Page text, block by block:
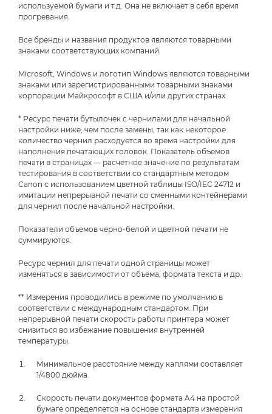
используемой бумаги и т.д. Она не включает в себя время
прогревания.
Все бренды и названия продуктов являются товарными
знаками соответствующих компаний.
Microsoft, Windows и логотип Windows являются товарными
знаками или зарегистрированными товарными знаками
корпорации Майкрософт в США и/или других странах.
* Ресурс печати бутылочек с чернилами для начальной
настройки ниже, чем после замены, так как некоторое
количество чернил расходуется во время настройки для
наполнения печатающих головок. Показатель объемов
печати в страницах — расчетное значение по результатам
тестирования в соответствии со стандартным методом
Canon с использованием цветной таблицы ISO/IEC 24712 и
имитации непрерывной печати со сменными контейнерами
для чернил после начальной настройки.
Показатели объемов черно-белой и цветной печати не
суммируются.
Ресурс чернил для печати одной страницы может
изменяться в зависимости от объема, формата текста и др.
** Измерения проводились в режиме по умолчанию в
соответствии с международным стандартом. При
непрерывной печати скорость работы принтера может
снизиться во избежание повышения внутренней
температуры.
Минимальное расстояние между каплями составляет
1/4800 дюйма.
Скорость печати документов формата A4 на простой
бумаге определяется на основе стандарта измерения